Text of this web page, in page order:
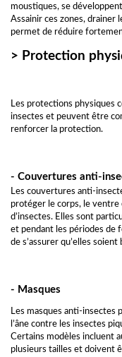
moustiques, se
Assainir ces zones, drainer
permet de réduire
> Protection
Les protections physiques
insectes et peuvent être
renforcer la protection.
- Couvertures anti-
Les couvertures anti-
protéger le corps, le ventre
d’insectes. Elles sont
et pendant les périodes de
de s’assurer qu’elles
- Masques
Les masques anti-insectes
l’âne contre les insectes
Certains modèles incluent
plusieurs tailles et doivent